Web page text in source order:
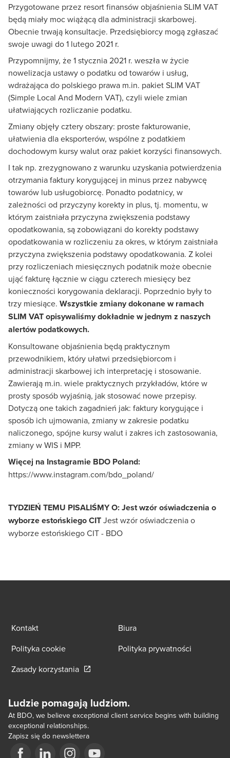
Przygotowane przez resort finansów objaśnienia SLIM VAT
będą miały moc wiążącą dla administracji skarbowej.
Obecnie trwają konsultacje. Przedsiębiorcy mogą zgłaszać
swoje uwagi do 1 lutego 2021 r.
Przypomnijmy, że 1 stycznia 2021 r. weszła w życie
nowelizacja ustawy o podatku od towarów i usług,
wdrażająca do polskiego prawa m.in. pakiet SLIM VAT
(Simple Local And Modern VAT), czyli wiele zmian
ułatwiających rozliczanie podatku.
Zmiany objęły cztery obszary: proste fakturowanie,
ułatwienia dla eksporterów, wspólne z podatkiem
dochodowym kursy walut oraz pakiet korzyści finansowych.
I tak np. zrezygnowano z warunku uzyskania potwierdzenia
otrzymania faktury korygującej in minus przez nabywcę
towarów lub usługobiorcę. Ponadto podatnicy, w
zależności od przyczyny korekty in plus, tj. momentu, w
którym zaistniała przyczyna zwiększenia podstawy
opodatkowania, są zobowiązani do korekty podstawy
opodatkowania w rozliczeniu za okres, w którym zaistniała
przyczyna zwiększenia podstawy opodatkowania. Z kolei
przy rozliczeniach miesięcznych podatnik może obecnie
ująć fakturę łącznie w ciągu czterech miesięcy bez
konieczności korygowania deklaracji. Poprzednio były to
trzy miesiące. Wszystkie zmiany dokonane w ramach
SLIM VAT opisywaliśmy dokładnie w jednym z naszych
alertów podatkowych.
Konsultowane objaśnienia będą praktycznym
przewodnikiem, który ułatwi przedsiębiorcom i
administracji skarbowej ich interpretację i stosowanie.
Zawierają m.in. wiele praktycznych przykładów, które w
prosty sposób wyjaśnią, jak stosować nowe przepisy.
Dotyczą one takich zagadnień jak: faktury korygujące i
sposób ich ujmowania, zmiany w zakresie podatku
naliczonego, spójne kursy walut i zakres ich zastosowania,
zmiany w WIS i MPP.
Więcej na Instagramie BDO Poland:
https://www.instagram.com/bdo_poland/
TYDZIEŃ TEMU PISALIŚMY O:Jest wzór oświadczenia o
wyborze estońskiego CITJest wzór oświadczenia o
wyborze estońskiego CIT - BDO
Kontakt
Biura
Polityka cookie
Polityka prywatności
Zasady korzystaniaOpens in a new window/tab
Ludzie pomagają ludziom.
At BDO, we believe exceptional client service begins with building
exceptional relationships.
Zapisz się do newslettera